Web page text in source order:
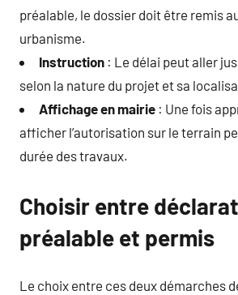
préalable, le dossier doit être remis
urbanisme.
Instruction : Le délai peut aller
selon la nature du projet et sa
Affichage en mairie : Une fois
afficher l’autorisation sur le terrain
durée des travaux.
Choisir entre
préalable et permis
Le choix entre ces deux démarches